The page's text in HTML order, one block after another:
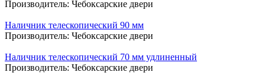
Производитель: Чебоксарские двери
Наличник телескопический 90 мм
Производитель: Чебоксарские двери
Наличник телескопический 70 мм удлиненный
Производитель: Чебоксарские двери